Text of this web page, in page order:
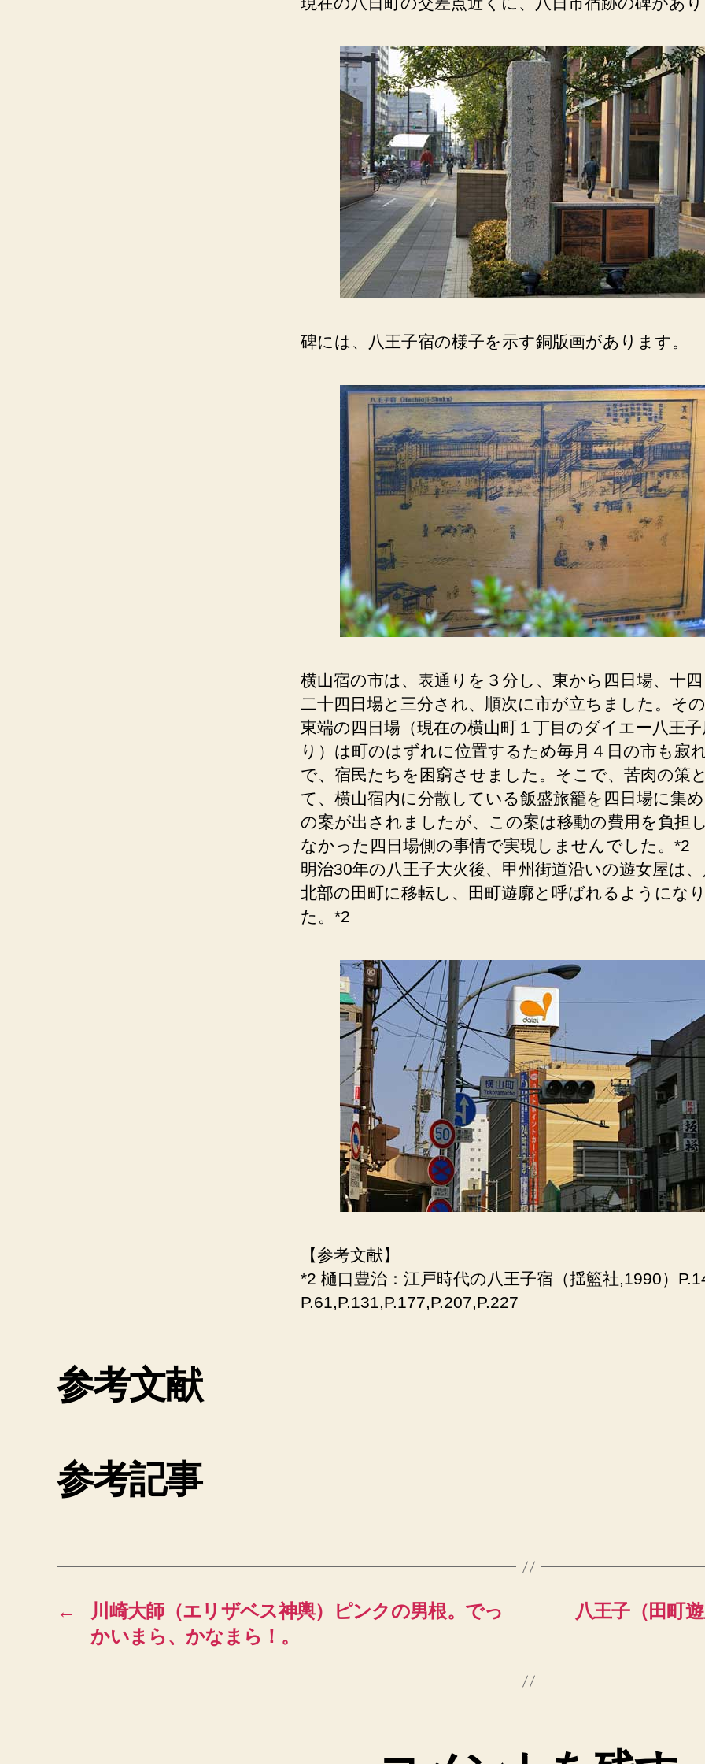
碑には、八王子宿の様子を示す銅版画があります。
横山宿の市は、表通りを３分し、東から四日場、十
二十四日場と三分され、順次に市が立ちました。そ
東端の四日場（現在の横山町１丁目のダイエー八王
り）は町のはずれに位置するため毎月４日の市も寂
で、宿民たちを困窮させました。そこで、苦肉の策
て、横山宿内に分散している飯盛旅籠を四日場に集
の案が出されましたが、この案は移動の費用を負担
なかった四日場側の事情で実現しませんでした。*2
明治30年の八王子大火後、甲州街道沿いの遊女屋は
北部の田町に移転し、田町遊廓と呼ばれるようにな
た。*2
【参考文献】
*2 樋口豊治：江戸時代の八王子宿（揺籃社,1990）
P.61,P.131,P.177,P.207,P.227
参考文献
参考記事
←
川崎大師（エリザベス神輿）ピンクの男根。でっ
かいまら、かなまら！。
八王子（田町